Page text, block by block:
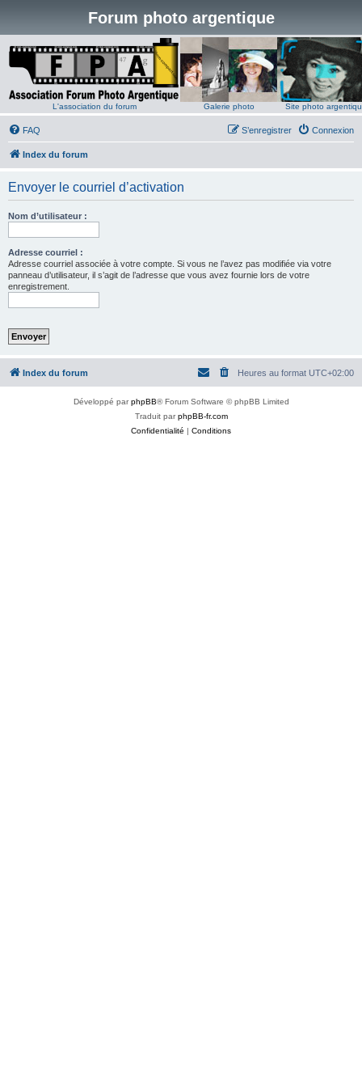
Forum photo argentique
L'association du forum Galerie photo Site photo
FAQ Connexion
S’enregistrer
Index du forum
Envoyer le courriel d’activation
Nom d’utilisateur :
Adresse courriel :
Adresse courriel associée à votre compte. Si vous ne l’avez pas modifiée via votre
panneau d’utilisateur, il s’agit de l’adresse que vous avez fournie lors de votre
enregistrement.
Index du forum Heures au format UTC+02:00
Développé parphpBB® Forum Software © phpBB Limited
Traduit parphpBB-fr.com
Confidentialité | Conditions